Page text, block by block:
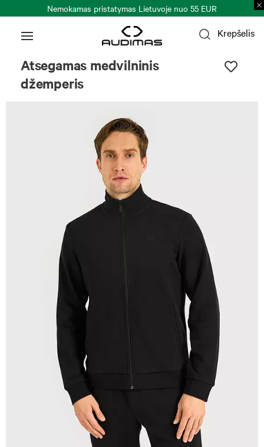
Nemokamas pristatymas Lietuvoje nuo 55 EUR
Krepšelis
Atsegamas medvilninis
džemperis